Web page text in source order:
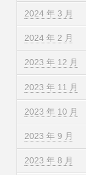
2024 年 3 月
2024 年 2 月
2023 年 12 月
2023 年 11 月
2023 年 10 月
2023 年 9 月
2023 年 8 月